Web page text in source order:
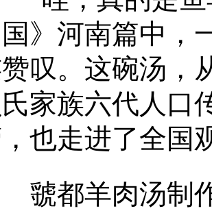
》河南篇中，
叹。这碗汤，
氏家族六代人口
也走进了全国
都羊肉汤制作